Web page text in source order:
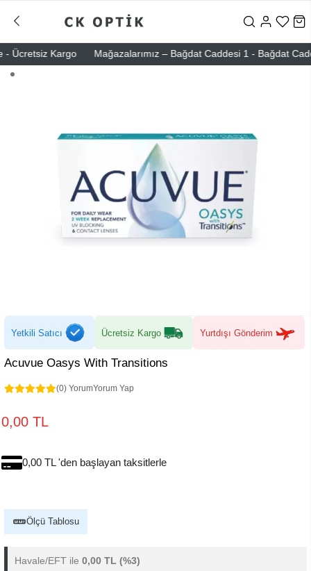
Kargo Mağazalarımız – Bağdat Caddesi 1 - Bağdat
Yetkili Satıcı Ücretsiz Kargo Yurtdışı Gönderim
Acuvue Oasys With Transitions
(0) YorumYorum Yap
0,00 TL
0,00 TL 'den başlayan taksitlerle
Ölçü Tablosu
Havale/EFT ile 0,00 TL (%3)